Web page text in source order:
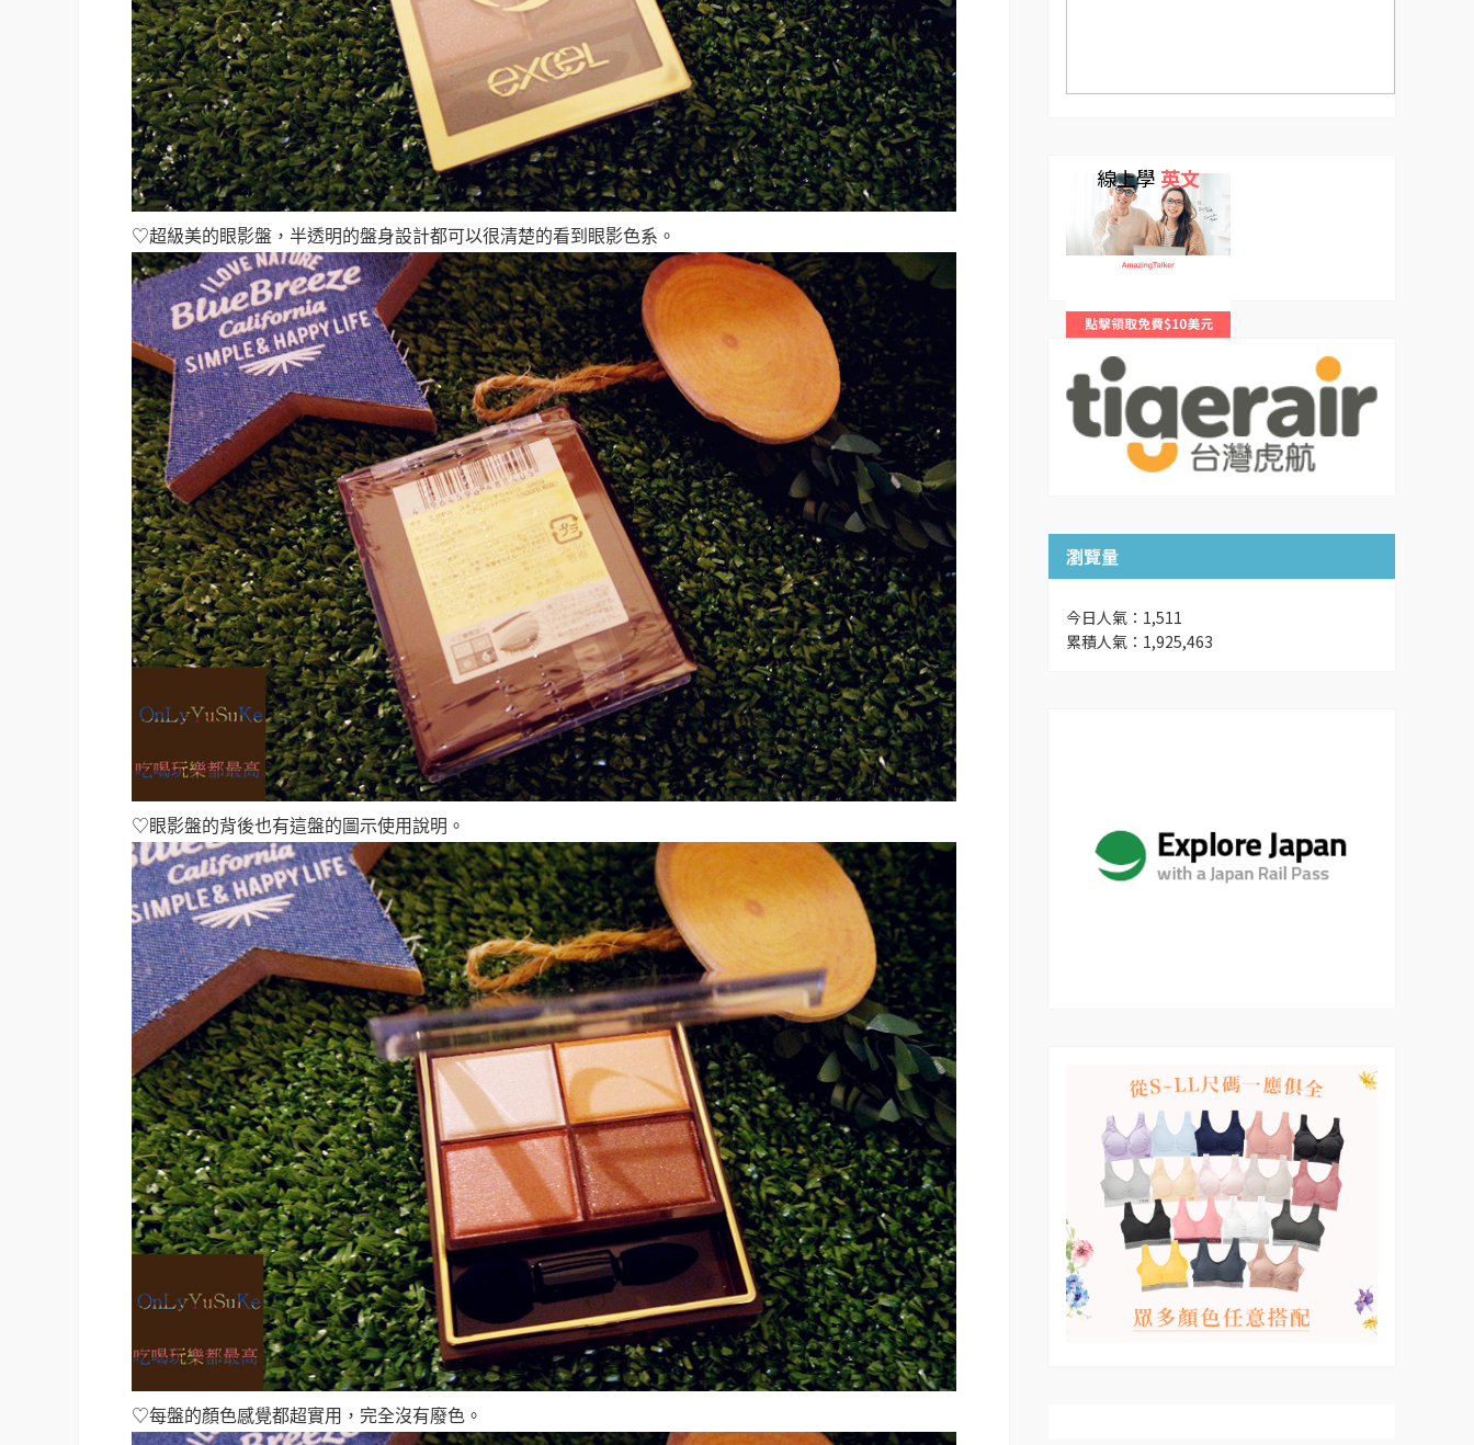
♡超級美的眼影盤，半透明的盤身設計都可以很清楚的看到眼影色系。
♡眼影盤的背後也有這盤的圖示使用說明。
♡每盤的顏色感覺都超實用，完全沒有廢色。
線上學 英文
瀏覽量
今日人氣：1,511
累積人氣：1,925,463